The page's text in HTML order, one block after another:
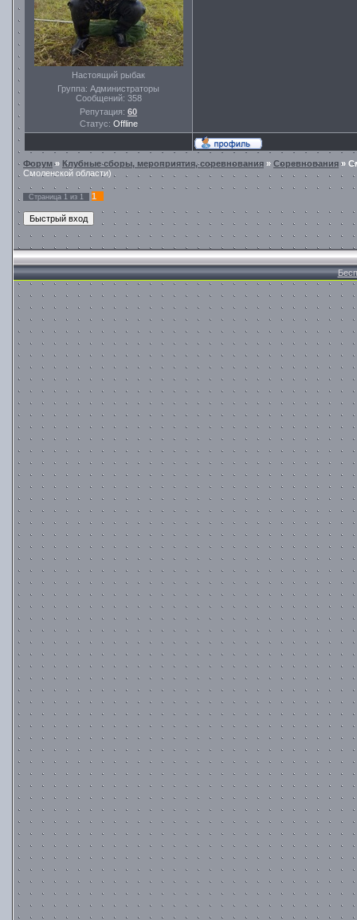
Настоящий рыбак
Группа: Администраторы
Сообщений: 358
Репутация: 60
Статус: Offline
Форум» Клубные сборы, мероприятия, соревнования » Cоревнования »
Смоленской области)
Страница 1 из 1 1